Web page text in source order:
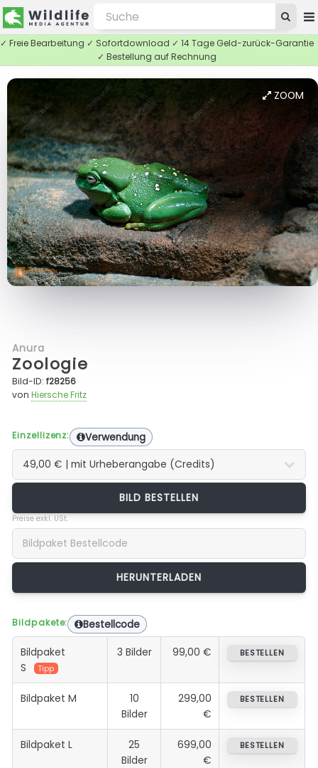
✓ Freie Bearbeitung ✓ Sofortdownload ✓ 14 Tage Geld-zurück-Garantie
✓ Bestellung auf Rechnung
ZOOM
Anura
Zoologie
Bild-ID:f28256
vonHiersche Fritz
Einzellizenz: Verwendung
BILD BESTELLEN
Preise exkl. USt.
Bildpakete: Bestellcode
Bildpaket
S
Tipp
3 Bilder 99,00 € BESTELLEN
Bildpaket M
10
Bilder
299,00
€
BESTELLEN
Bildpaket L
25
Bilder
699,00
€
BESTELLEN